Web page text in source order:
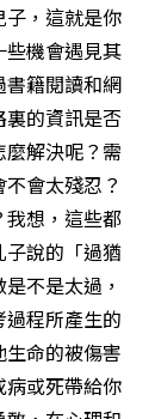
，這就是你
些機會遇見其
籍閱讀和網
的資訊是否
解決呢？需
會太殘忍？
想，這些都
子說的「過猶
不是太過，
程所產生的
命的被傷害
病或死帶給你